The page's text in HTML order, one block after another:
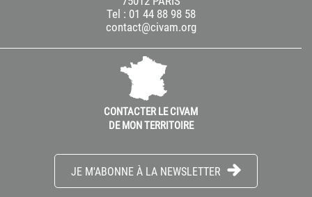
Tel : 01 44 88 98 58
contact@civam.org
CONTACTER LE CIVAM
DE MON TERRITOIRE
JE M'ABONNE À LA NEWSLETTER